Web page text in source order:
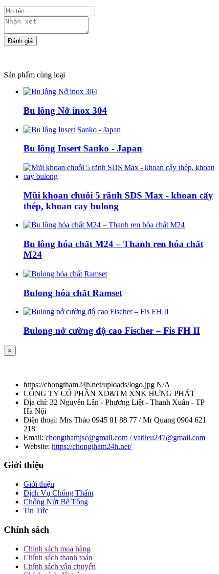
Sản phẩm cùng loại
Bu lông Nở inox 304
Bu lông Insert Sanko - Japan
Mũi khoan chuôi 5 rãnh SDS Max - khoan cấy
thép, khoan cay bulong
Bu lông hóa chất M24 – Thanh ren hóa chất
M24
Bulong hóa chất Ramset
Bulong nở cường độ cao Fischer – Fis FH II
×
https://chongtham24h.net/uploads/logo.jpg N/A
CÔNG TY CỔ PHẦN XD&TM XNK HƯNG PHÁT
Địa chỉ: 32 Nguyễn Lân - Phương Liệt - Thanh Xuân - TP
Hà Nội
Điện thoại: Mrs Thảo 0945 81 88 77 / Mr Quang 0904 621
218
Email: chongthamjsc@gmail.com / vatlieu247@gmail.com
Website: https://chongtham24h.net/
Giới thiệu
Giới thiệu
Dịch Vụ Chống Thấm
Chống Nứt Bê Tông
Tin Tức
Chính sách
Chính sách mua hàng
Chính sách thanh toán
Chính sách vận chuyển